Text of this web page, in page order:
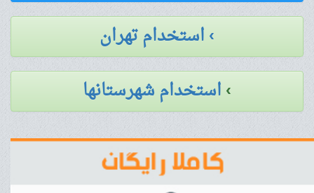
› استخدام تهران
›استخدام شهرستانها